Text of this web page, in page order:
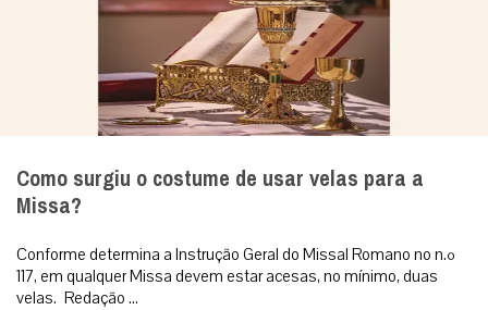
Como surgiu o costume de usar velas para a
Missa?
Conforme determina a Instrução Geral do Missal Romano no n.º
117, em qualquer Missa devem estar acesas, no mínimo, duas
velas. Redação ...